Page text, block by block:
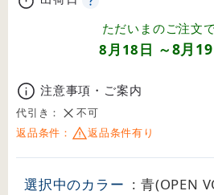
ただいまのご注文
8月18日 ～8月
注意事項・ご案内
代引き：
不可
返品条件：
返品条件有り
選択中のカラー : 青(OPEN